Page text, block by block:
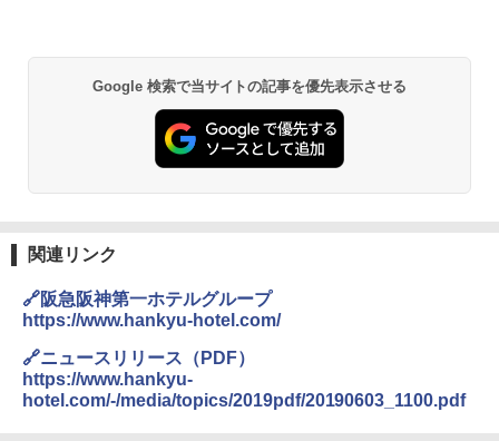
球の歩き方A ヨーロッパ
￥2,479
￥2,277
地球の歩き方 スター・ウォーズ
￥2,695
PYKES PEAK (パイクスピーク) 着替えテン
ト プライバシー テント 【中が透けない】 1
人用 折りたたみ 防災グッズ 災害用トイレ ビ
ーチ ピクニック ポップアップテント 携帯 簡
ENDLESS BASE 《めざましテレビで紹介》
テント ワンタッチ RENEW 幅200 2-3人用 43
500002(88859)
￥5,499
026リニューアル 急速冷凍 空間倍増 衛生的
コンパクト 保冷力長持ち
￥2,980
付き ヒグマ・イノシシ対策 自治体・教育機
関の購入実績 登山・キャンプ・アウトドア・
防災用品 長期保存可能 緊急時用 日本国内発
￥3,680
Google 検索で当サイトの記事を優先表示させる
関連リンク
🔗阪急阪神第一ホテルグループ
https://www.hankyu-hotel.com/
🔗ニュースリリース（PDF）
https://www.hankyu-
hotel.com/-/media/topics/2019pdf/20190603_1100.pdf